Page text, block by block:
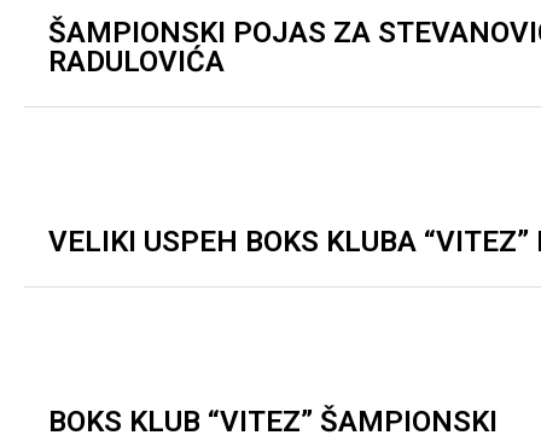
ŠAMPIONSKI POJAS ZA
RADULOVIĆA
VELIKI USPEH BOKS KLUBA
BOKS KLUB “VITEZ” ŠAMPIONSKI